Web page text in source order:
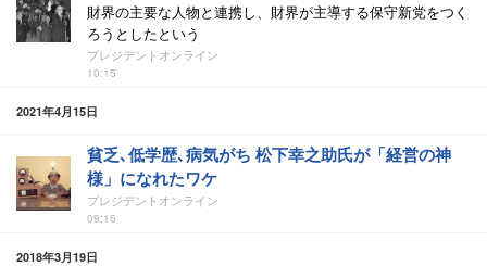
財界の主要な人物と連携し、財界が主導する保守新党をつく
ろうとしたという
プレジデントオンライン
10:15
2021年4月15日
貧乏､低学歴､病気がち 松下幸之助氏が「経営の神
様」になれたワケ
プレジデントオンライン
09:15
2018年3月19日